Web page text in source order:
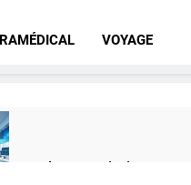
VOYAGE
ses missions et